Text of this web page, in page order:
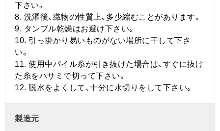
下さい。
8. 洗濯後、織物の性質上、多少縮むことがあります。
9. タンブル乾燥はお避け下さい。
10. 引っ掛かり易いものがない場所に干して下さ
い。
11. 使用中パイル糸が引き抜けた場合は、すぐに抜け
た糸をハサミで切って下さい。
12. 脱水をよくして、十分に水切りをして下さい。
製造元